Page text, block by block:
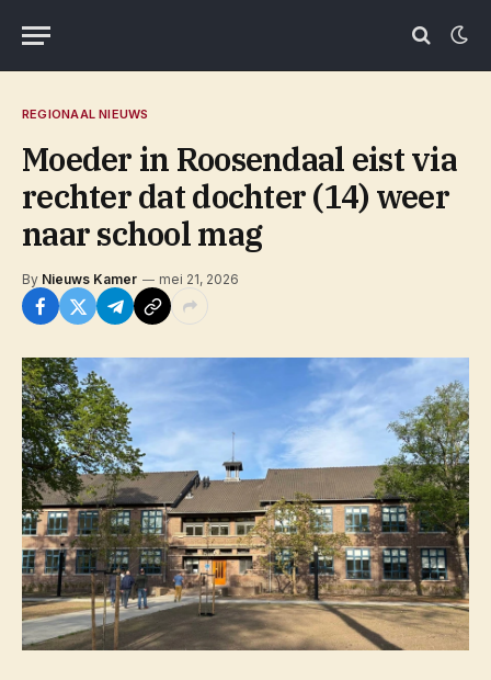
REGIONAAL NIEUWS
Moeder in Roosendaal eist via
rechter dat dochter (14) weer
naar school mag
By Nieuws Kamer mei 21, 2026